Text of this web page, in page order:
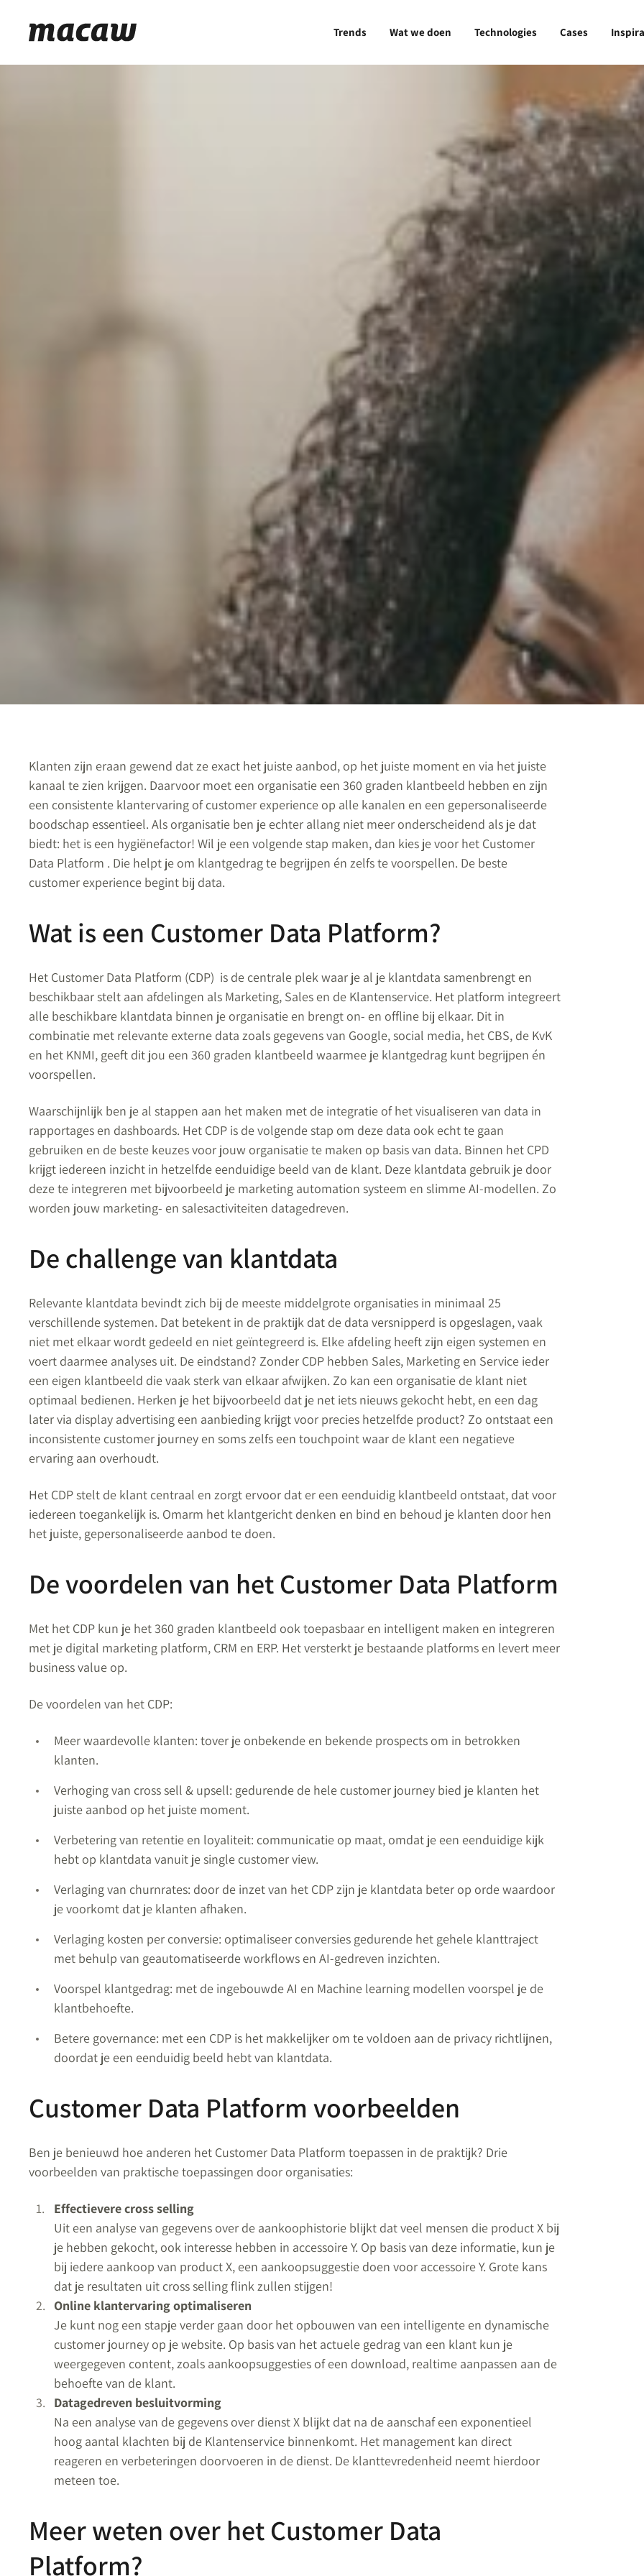
Trends Wat we doen Technologies Cases
Klanten zijn eraan gewend dat ze exact het juiste aanbod, op het juiste moment en via het juiste
kanaal te zien krijgen. Daarvoor moet een organisatie een 360 graden klantbeeld hebben en zijn
een consistente klantervaring of customer experience op alle kanalen en een gepersonaliseerde
boodschap essentieel. Als organisatie ben je echter allang niet meer onderscheidend als je dat
biedt: het is een hygiënefactor! Wil je een volgende stap maken, dan kies je voor het Customer
Data Platform . Die helpt je om klantgedrag te begrijpen én zelfs te voorspellen. De beste
customer experience begint bij data.
Wat is een Customer Data Platform?
Het Customer Data Platform (CDP) is de centrale plek waar je al je klantdata samenbrengt en
beschikbaar stelt aan afdelingen als Marketing, Sales en de Klantenservice. Het platform integreert
alle beschikbare klantdata binnen je organisatie en brengt on- en offline bij elkaar. Dit in
combinatie met relevante externe data zoals gegevens van Google, social media, het CBS, de KvK
en het KNMI, geeft dit jou een 360 graden klantbeeld waarmee je klantgedrag kunt begrijpen én
voorspellen.
Waarschijnlijk ben je al stappen aan het maken met de integratie of het visualiseren van data in
rapportages en dashboards. Het CDP is de volgende stap om deze data ook echt te gaan
gebruiken en de beste keuzes voor jouw organisatie te maken op basis van data. Binnen het CPD
krijgt iedereen inzicht in hetzelfde eenduidige beeld van de klant. Deze klantdata gebruik je door
deze te integreren met bijvoorbeeld je marketing automation systeem en slimme AI-modellen. Zo
worden jouw marketing- en salesactiviteiten datagedreven.
De challenge van klantdata
Relevante klantdata bevindt zich bij de meeste middelgrote organisaties in minimaal 25
verschillende systemen. Dat betekent in de praktijk dat de data versnipperd is opgeslagen, vaak
niet met elkaar wordt gedeeld en niet geïntegreerd is. Elke afdeling heeft zijn eigen systemen en
voert daarmee analyses uit. De eindstand? Zonder CDP hebben Sales, Marketing en Service ieder
een eigen klantbeeld die vaak sterk van elkaar afwijken. Zo kan een organisatie de klant niet
optimaal bedienen. Herken je het bijvoorbeeld dat je net iets nieuws gekocht hebt, en een dag
later via display advertising een aanbieding krijgt voor precies hetzelfde product? Zo ontstaat een
inconsistente customer journey en soms zelfs een touchpoint waar de klant een negatieve
ervaring aan overhoudt.
Het CDP stelt de klant centraal en zorgt ervoor dat er een eenduidig klantbeeld ontstaat, dat voor
iedereen toegankelijk is. Omarm het klantgericht denken en bind en behoud je klanten door hen
het juiste, gepersonaliseerde aanbod te doen.
De voordelen van het Customer Data Platform
Met het CDP kun je het 360 graden klantbeeld ook toepasbaar en intelligent maken en integreren
met je digital marketing platform, CRM en ERP. Het versterkt je bestaande platforms en levert meer
business value op.
De voordelen van het CDP:
Meer waardevolle klanten: tover je onbekende en bekende prospects om in betrokken
klanten.
Verhoging van cross sell & upsell: gedurende de hele customer journey bied je klanten het
juiste aanbod op het juiste moment.
Verbetering van retentie en loyaliteit: communicatie op maat, omdat je een eenduidige kijk
hebt op klantdata vanuit je single customer view.
Verlaging van churnrates: door de inzet van het CDP zijn je klantdata beter op orde waardoor
je voorkomt dat je klanten afhaken.
Verlaging kosten per conversie: optimaliseer conversies gedurende het gehele klanttraject
met behulp van geautomatiseerde workflows en AI-gedreven inzichten.
Voorspel klantgedrag: met de ingebouwde AI en Machine learning modellen voorspel je de
klantbehoefte.
Betere governance: met een CDP is het makkelijker om te voldoen aan de privacy richtlijnen,
doordat je een eenduidig beeld hebt van klantdata.
Customer Data Platform voorbeelden
Ben je benieuwd hoe anderen het Customer Data Platform toepassen in de praktijk? Drie
voorbeelden van praktische toepassingen door organisaties:
Effectievere cross selling
Uit een analyse van gegevens over de aankoophistorie blijkt dat veel mensen die product X bij
je hebben gekocht, ook interesse hebben in accessoire Y. Op basis van deze informatie, kun je
bij iedere aankoop van product X, een aankoopsuggestie doen voor accessoire Y. Grote kans
dat je resultaten uit cross selling flink zullen stijgen!
Online klantervaring optimaliseren
Je kunt nog een stapje verder gaan door het opbouwen van een intelligente en dynamische
customer journey op je website. Op basis van het actuele gedrag van een klant kun je
weergegeven content, zoals aankoopsuggesties of een download, realtime aanpassen aan de
behoefte van de klant.
Datagedreven besluitvorming
Na een analyse van de gegevens over dienst X blijkt dat na de aanschaf een exponentieel
hoog aantal klachten bij de Klantenservice binnenkomt. Het management kan direct
reageren en verbeteringen doorvoeren in de dienst. De klanttevredenheid neemt hierdoor
meteen toe.
Meer weten over het Customer Data
Platform?